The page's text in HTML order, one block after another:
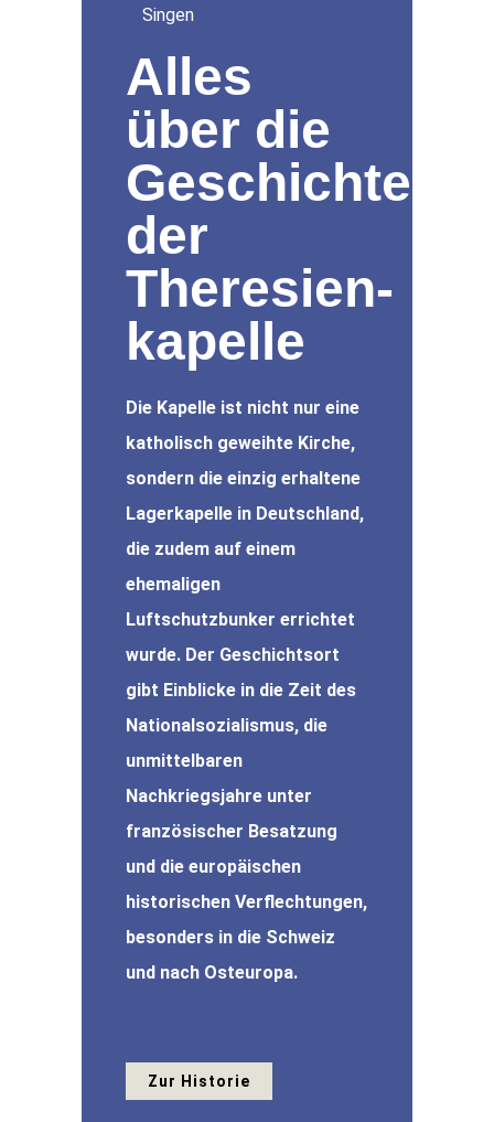
Singen
Alles
über die
Geschichte
der
Theresien­
kapelle
Die Kapelle ist nicht nur eine
katholisch geweihte Kirche,
sondern die einzig erhaltene
Lagerkapelle in Deutschland,
die zudem auf einem
ehemaligen
Luftschutzbunker errichtet
wurde. Der Geschichtsort
gibt Einblicke in die Zeit des
Nationalsozialismus, die
unmittelbaren
Nachkriegsjahre unter
französischer Besatzung
und die europäischen
historischen Verflechtungen,
besonders in die Schweiz
und nach Osteuropa.
Zur Historie